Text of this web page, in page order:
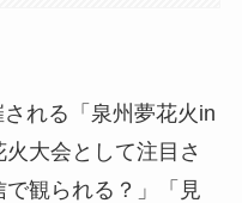
れる「泉州夢花火in
大会として注目さ
観られる？」「見